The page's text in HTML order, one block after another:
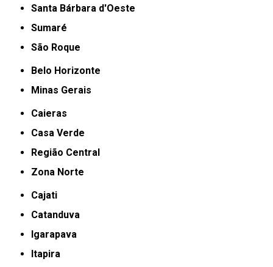
Santa Bárbara d'Oeste
Sumaré
São Roque
Belo Horizonte
Minas Gerais
Caieras
Casa Verde
Região Central
Zona Norte
Cajati
Catanduva
Igarapava
Itapira